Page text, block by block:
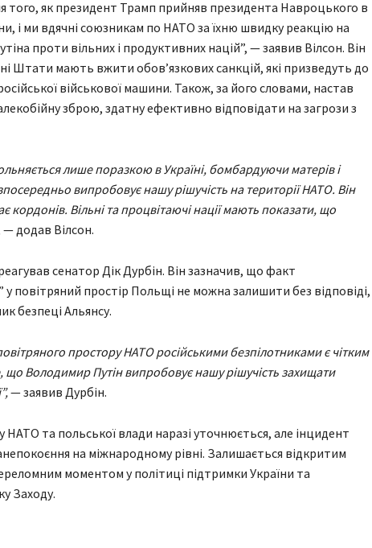
того, як президент Трамп прийняв президента Навроцького в
і ми вдячні союзникам по НАТО за їхню швидку реакцію на
проти вільних і продуктивних націй”, — заявив Вілсон. Він
Штати мають вжити обов’язкових санкцій, які призведуть до
військової машини. Також, за його словами, настав
зброю, здатну ефективно відповідати на загрози з
лише поразкою в Україні, бомбардуючи матерів і
випробовує нашу рішучість на території НАТО. Він
кордонів. Вільні та процвітаючі нації мають показати, що
— додав Вілсон.
сенатор Дік Дурбін. Він зазначив, що факт
у повітряний простір Польщі не можна залишити без відповіді,
безпеці Альянсу.
простору НАТО російськими безпілотниками є чітким
Володимир Путін випробовує нашу рішучість захищати
— заявив Дурбін.
НАТО та польської влади наразі уточнюється, але інцидент
на міжнародному рівні. Залишається відкритим
моментом у політиці підтримки України та
Заходу.